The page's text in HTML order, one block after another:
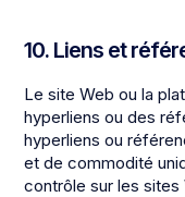
10. Liens et
Le site Web ou la
hyperliens ou des
hyperliens ou
et de commodité
contrôle sur les